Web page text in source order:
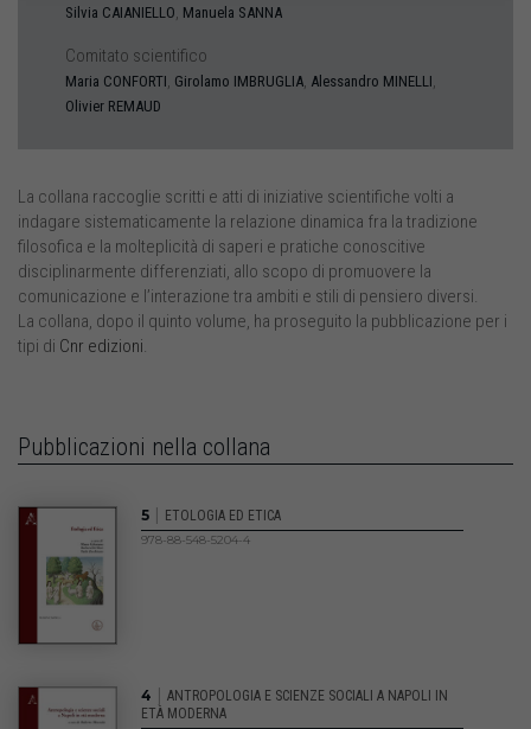
Silvia CAIANIELLO, Manuela SANNA
Comitato scientifico
Maria CONFORTI, Girolamo IMBRUGLIA, Alessandro MINELLI,
Olivier REMAUD
La collana raccoglie scritti e atti di iniziative scientifiche volti a
indagare sistematicamente la relazione dinamica fra la tradizione
filosofica e la molteplicità di saperi e pratiche conoscitive
disciplinarmente differenziati, allo scopo di promuovere la
comunicazione e l’interazione tra ambiti e stili di pensiero diversi.
La collana, dopo il quinto volume, ha proseguito la pubblicazione per i
tipi di Cnr edizioni.
Pubblicazioni nella collana
5 | ETOLOGIA ED ETICA
978-88-548-5204-4
4 | ANTROPOLOGIA E SCIENZE SOCIALI A NAPOLI IN
ETÀ MODERNA